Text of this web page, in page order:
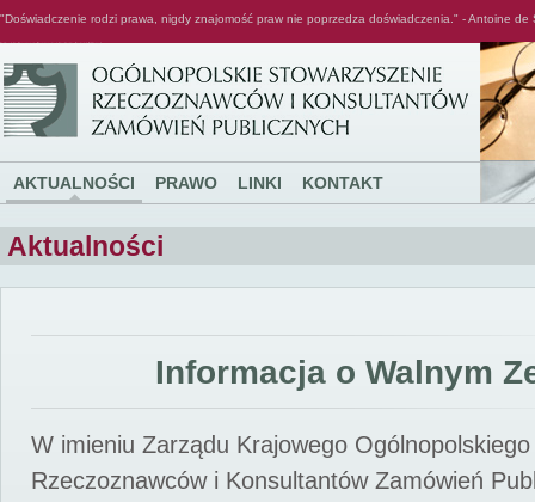
"Doświadczenie rodzi prawa, nigdy znajomość praw nie poprzedza doświadczenia." - Antoine de
AKTUALNOŚCI PRAWO LINKI KONTAKT
Aktualności
Informacja o Walnym
W imieniu Zarządu Krajowego
Rzeczoznawców i Konsultantów Zamówień